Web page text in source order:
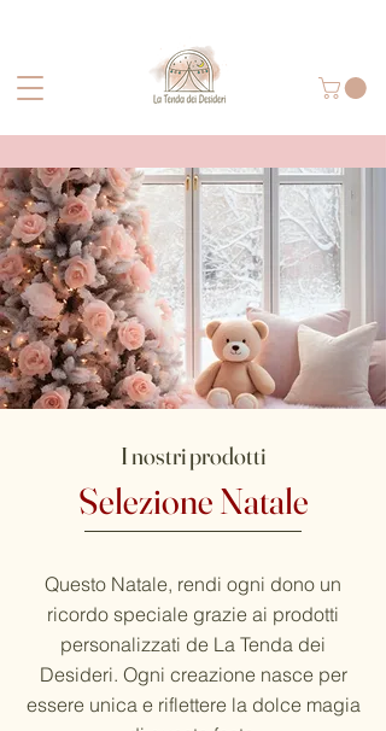
I nostri prodotti
Selezione Natale
Questo Natale, rendi ogni dono un
ricordo speciale grazie ai prodotti
personalizzati de La Tenda dei
Desideri. Ogni creazione nasce per
essere unica e riflettere la dolce magia